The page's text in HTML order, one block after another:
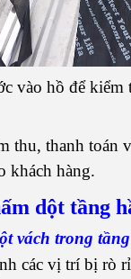
vào hồ để kiểm
thu, thanh toán
khách hàng.
dột tầng
vách trong
các vị trí bị rò